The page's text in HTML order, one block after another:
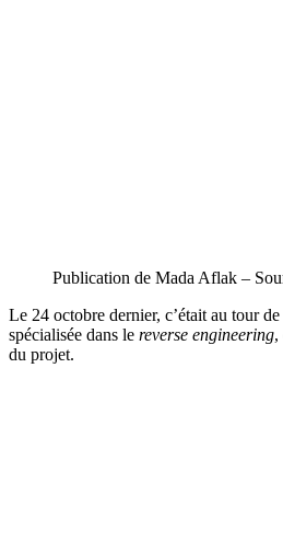
Publication de Mada Aflak –
Le 24 octobre dernier, c’était au tour de
spécialisée dans le reverse engineering,
du projet.